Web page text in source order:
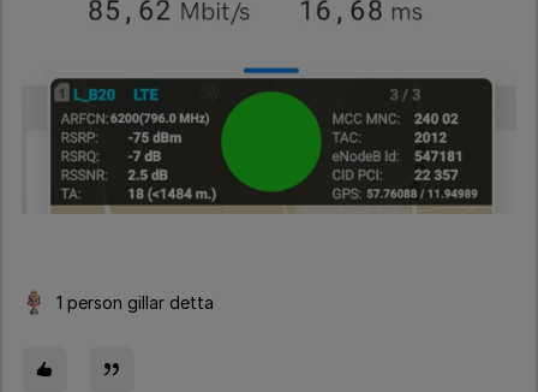
1 person gillar detta